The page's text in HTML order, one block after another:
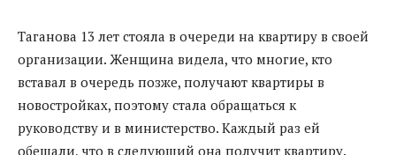
Таганова 13 лет стояла в очереди на квартиру в своей
организации. Женщина видела, что многие, кто
вставал в очередь позже, получают квартиры в
новостройках, поэтому стала обращаться к
руководству и в министерство. Каждый раз ей
обещали, что в следующий она получит квартиру.